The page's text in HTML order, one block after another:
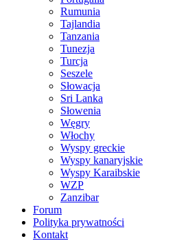
Rumunia
Tajlandia
Tanzania
Tunezja
Turcja
Seszele
Słowacja
Sri Lanka
Słowenia
Węgry
Włochy
Wyspy greckie
Wyspy kanaryjskie
Wyspy Karaibskie
WZP
Zanzibar
Forum
Polityka prywatności
Kontakt